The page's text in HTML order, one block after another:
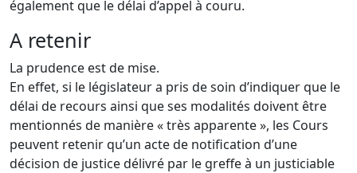
également que le délai d’appel à couru.
A retenir
La prudence est de mise.
En effet, si le législateur a pris de soin d’indiquer que le
délai de recours ainsi que ses modalités doivent être
mentionnés de manière « très apparente », les Cours
peuvent retenir qu’un acte de notification d’une
décision de justice délivré par le greffe à un justiciable